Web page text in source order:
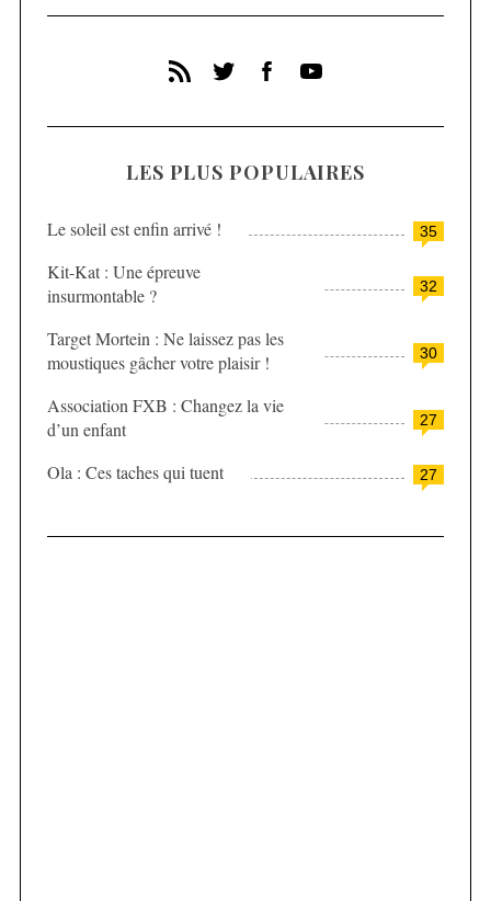
LES PLUS POPULAIRES
35
Le soleil est enfin arrivé !
32
Kit-Kat : Une épreuve
insurmontable ?
30
Target Mortein : Ne laissez pas les
moustiques gâcher votre plaisir !
27
Association FXB : Changez la vie
d’un enfant
27
Ola : Ces taches qui tuent